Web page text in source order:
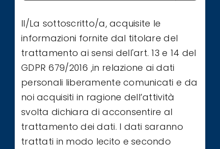
Il/La sottoscritto/a, acquisite le
informazioni fornite dal titolare del
trattamento ai sensi dell'art. 13 e 14 del
GDPR 679/2016 ,in relazione ai dati
personali liberamente comunicati e da
noi acquisiti in ragione dell’attività
svolta dichiara di acconsentire al
trattamento dei dati. I dati saranno
trattati in modo lecito e secondo